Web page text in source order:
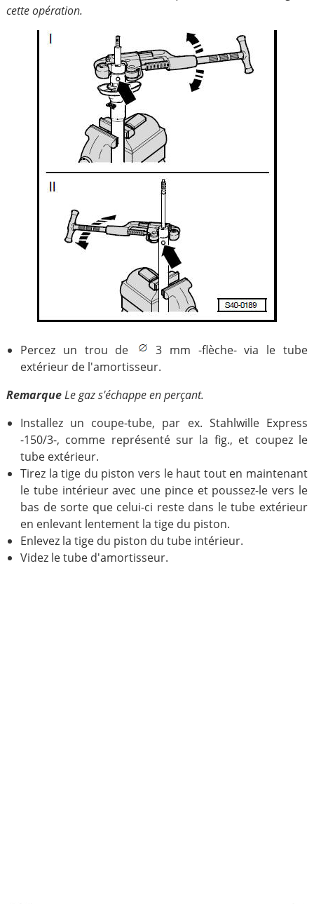
cette opération.
Percez un trou de
3 mm -flèche- via le tube
extérieur de l'amortisseur.
RemarqueLe gaz s'échappe en perçant.
Installez un coupe-tube, par ex. Stahlwille Express
-150/3-, comme représenté sur la fig., et coupez le
tube extérieur.
Tirez la tige du piston vers le haut tout en maintenant
le tube intérieur avec une pince et poussez-le vers le
bas de sorte que celui-ci reste dans le tube extérieur
en enlevant lentement la tige du piston.
Enlevez la tige du piston du tube intérieur.
Videz le tube d'amortisseur.